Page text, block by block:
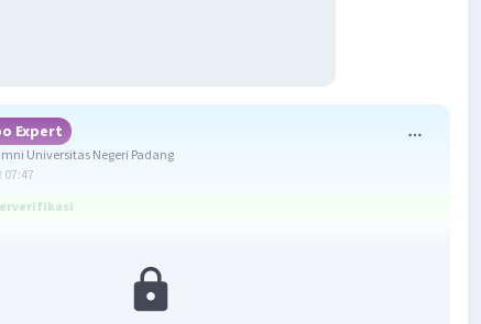
Expert
Universitas Negeri Padang
07:47
adalah reaksi dimana zat yang mengalami reduksi